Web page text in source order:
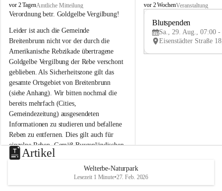
B
r
i
t
e
n
b
r
u
n
n
a
m
N
e
u
s
d
vor 2 TagenAmtliche Mitteilung
Verordnung betr. Goldgelbe Vergilbung!
Leider ist auch die Gemeinde
Breitenbrunn nicht vor der durch die
Amerikanische Rebzikade übertragene
Goldgelbe Vergilbung der Rebe verschont
geblieben. Als Sicherheitszone gilt das
gesamte Ortsgebiet von Breitenbrunn
(siehe Anhang). Wir bitten nochmal die
bereits mehrfach (Cities,
Gemeindezeitung) ausgesendeten
Informationen zu studieren und befallene
Reben zu entfernen. Dies gilt auch für
einzelne Reben. Gemäß Burgenländischen
Weinbaugesetz sind nicht gepflegte oder
unzulässige Weingärten zu roden! Bitte
helfen wir zusammen um unsere Winzer
vor den prognostizierten Ernteausfällen
B
e
u
e
d
vor 2 WochenVeranstaltung
Blutspenden
Sa., 29. Aug., 07:00 -
Artikel
Welterbe-Naturpark
Lesezeit 1 Minute•27. Feb. 2026